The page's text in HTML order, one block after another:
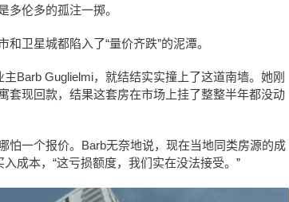
多伦多的孤注一掷。
卫星城都陷入了“量价齐跌”的泥潭。
Barb Guglielmi，就结结实实撞上了这道南墙。她刚
套现回款，结果这套房在市场上挂了整整半年都没动
怕一个报价。Barb无奈地说，现在当地同类房源的成
成本，“这亏损额度，我们实在没法接受。”